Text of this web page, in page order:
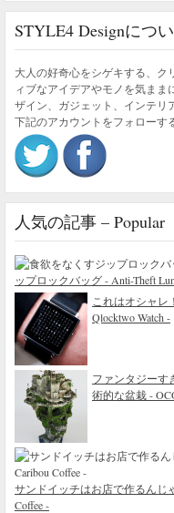
STYLE4 Designにつ
大人の好奇心をシゲキする、ク
ィブなアイデアやモノを気ま
ザイン、ガジェット、インテリ
下記のアカウントをフォローす
人気の記事 – Popular
ップロックバッグ - Anti-Theft
これはオシャ
Qlocktwo Watch -
ファンタジーす
術的な盆栽 -
サンドイッチはお店で作るんじ
Coffee -